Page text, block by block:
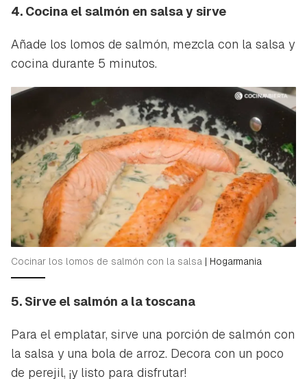
Guardar como favorito
Para poder guardar como favorito, primero has de
iniciar sesión con tu cuenta de Hogarmanía.
INICIAR SESIÓN CANCELAR
4. Cocina el salmón en salsa y sirve
Añade los lomos de salmón, mezcla con la salsa y
cocina durante 5 minutos.
Cocinar los lomos de salmón con la salsa | Hogarmania
5. Sirve el salmón a la toscana
Para el emplatar, sirve una porción de salmón con
la salsa y una bola de arroz. Decora con un poco
de perejil, ¡y listo para disfrutar!
Contenido enviado
Gracias por suscribirte a nuestro boletín.
ACEPTAR